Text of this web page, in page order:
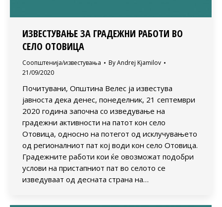
ИЗВЕСТУВАЊЕ ЗА ГРАДЕЖНИ РАБОТИ ВО
СЕЛО ОТОВИЦА
Соопштенија/известувања ByAndrej Kjamilov
21/09/2020
Почитувани, Општина Велес ја известува
јавноста дека денес, понеделник, 21 септември
2020 година започна со изведување на
градежни активности на патот кон село
Отовица, односно на потегот од исклучувањето
од регионалниот пат кој води кон село Отовица.
Градежните работи кои ќе овозможат подобри
услови на пристапниот пат во селото се
изведуваат од десната страна на…